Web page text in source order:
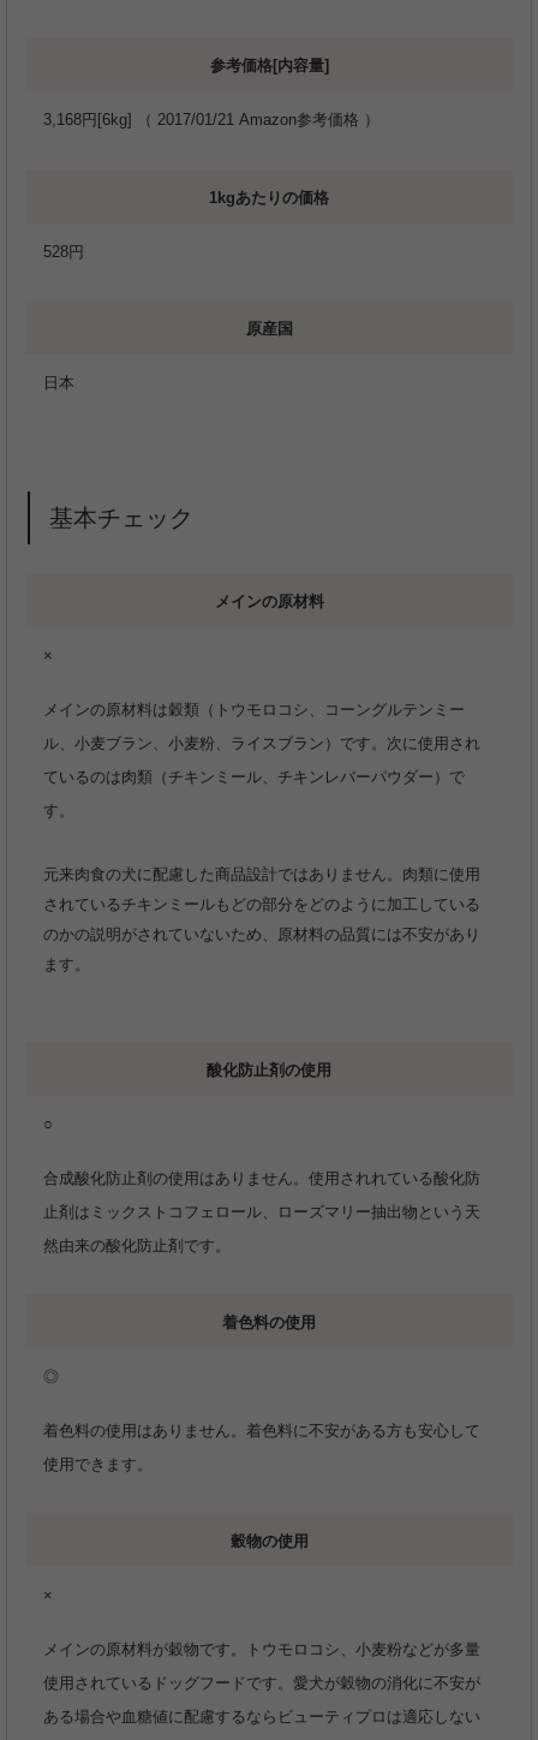
参考価格[内容量]
3,168円[6kg] （ 2017/01/21 Amazon参考価格 ）
1kgあたりの価格
528円
原産国
日本
基本チェック
メインの原材料
×
メインの原材料は穀類（トウモロコシ、コーングルテンミー
ル、小麦ブラン、小麦粉、ライスブラン）です。次に使用され
ているのは肉類（チキンミール、チキンレバーパウダー）で
す。
元来肉食の犬に配慮した商品設計ではありません。肉類に使用
されているチキンミールもどの部分をどのように加工している
のかの説明がされていないため、原材料の品質には不安があり
ます。
酸化防止剤の使用
○
合成酸化防止剤の使用はありません。使用されれている酸化防
止剤はミックストコフェロール、ローズマリー抽出物という天
然由来の酸化防止剤です。
着色料の使用
◎
着色料の使用はありません。着色料に不安がある方も安心して
使用できます。
穀物の使用
×
メインの原材料が穀物です。トウモロコシ、小麦粉などが多量
使用されているドッグフードです。愛犬が穀物の消化に不安が
ある場合や血糖値に配慮するならビューティプロは適応しない